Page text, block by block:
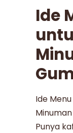
Ide
Ide
Punya